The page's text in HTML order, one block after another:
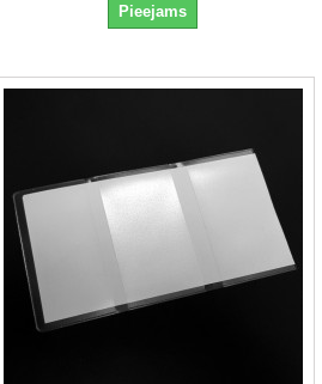
Pieejams